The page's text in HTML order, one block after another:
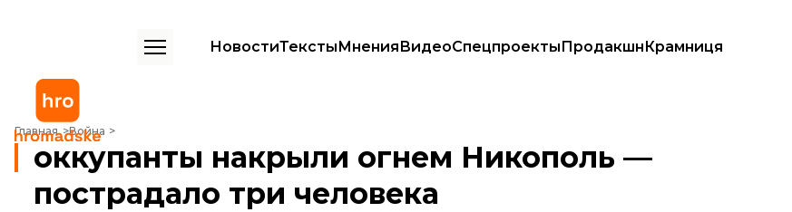
НовостиТекстыМненияВидеоСпецпроектыПродакшнКрамниця
Главная Война
оккупанты накрыли огнем Никополь — пострадало три человека
оккупанты накрыли огнем Никополь —
пострадало три человека